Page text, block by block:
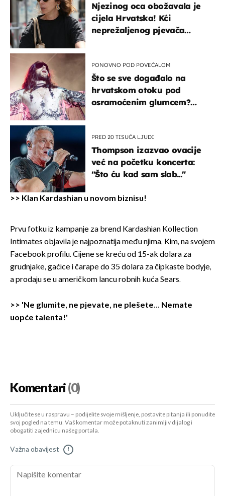
Njezinog oca obožavala je
cijela Hrvatska! Kći
neprežaljenog pjevača
PONOVNO POD POVEĆALOM
Što se sve događalo na
hrvatskom otoku pod
osramoćenim glumcem?
PRED 20 TISUĆA LJUDI
Thompson izazvao ovacije
već na početku koncerta:
"Što ću kad sam slab..."
>> Klan Kardashian u novom biznisu!
Prvu fotku iz kampanje za brend Kardashian Kollection
Intimates objavila je najpoznatija među njima, Kim, na svojem
Facebook profilu. Cijene se kreću od 15-ak dolara za
grudnjake, gaćice i čarape do 35 dolara za čipkaste bodyje,
a prodaju se u američkom lancu robnih kuća Sears.
>> 'Ne glumite, ne pjevate, ne plešete… Nemate
uopće talenta!'
Komentari(0)
Uključite se u raspravu – podijelite svoje mišljenje, postavite pitanja ili ponudite
svoj pogled na temu. Vaš komentar može potaknuti zanimljiv dijalog i
obogatiti zajednicu našeg portala.
Važna obavijest !